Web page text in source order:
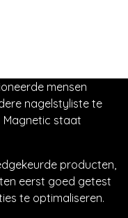
mensen
nagelstyliste te
Magnetic staat
producten,
eerst goed getest
te optimaliseren.